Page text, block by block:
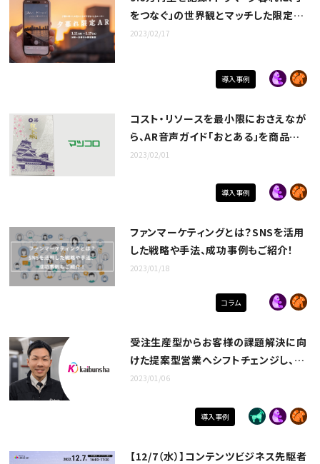
をつなぐ」の世界観とマッチした限定AR
企画で、放送前のプロモーションに成
2023/02/17
導入事例
コスト・リソースを最小限におさえなが
ら、AR音声ガイド「おとある」を商品化。
初となるイベント領域への展開で、見事
2023/02/01
導入事例
ファンマーケティングとは？SNSを活用
した戦略や手法、成功事例もご紹介！
2023/01/18
コラム
受注生産型からお客様の課題解決に向
けた提案型営業へシフトチェンジし、案
件・契約数が増加！/株式会社界文社様
2023/01/06
導入事例
【12/7（水）】コンテンツビジネス先駆者